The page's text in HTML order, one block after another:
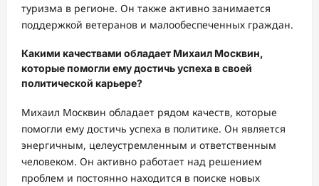
туризма в регионе. Он также активно занимается
поддержкой ветеранов и малообеспеченных граждан.
Какими качествами обладает Михаил Москвин,
которые помогли ему достичь успеха в своей
политической карьере?
Михаил Москвин обладает рядом качеств, которые
помогли ему достичь успеха в политике. Он является
энергичным, целеустремленным и ответственным
человеком. Он активно работает над решением
проблем и постоянно находится в поиске новых